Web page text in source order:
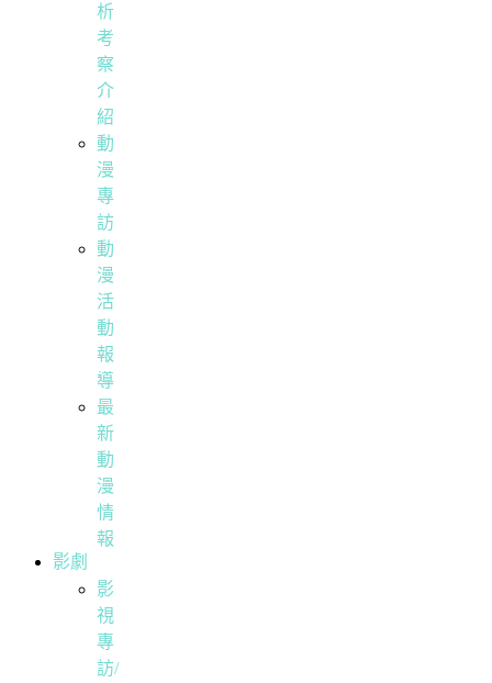
析
考
察
介
紹
動
漫
專
訪
動
漫
活
動
報
導
最
新
動
漫
情
報
影劇
影
視
專
訪/